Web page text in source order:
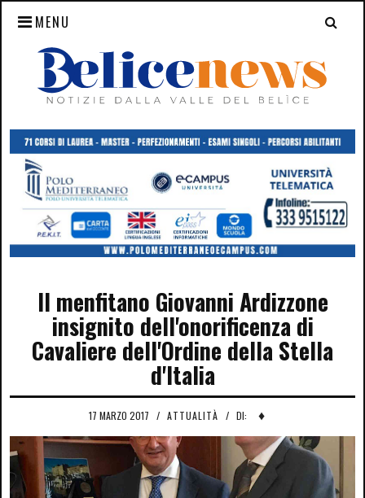
MENU
Il menfitano Giovanni Ardizzone
insignito dell'onorificenza di
Cavaliere dell'Ordine della Stella
d'Italia
17 MARZO 2017 / ATTUALITÀ / DI: ♦